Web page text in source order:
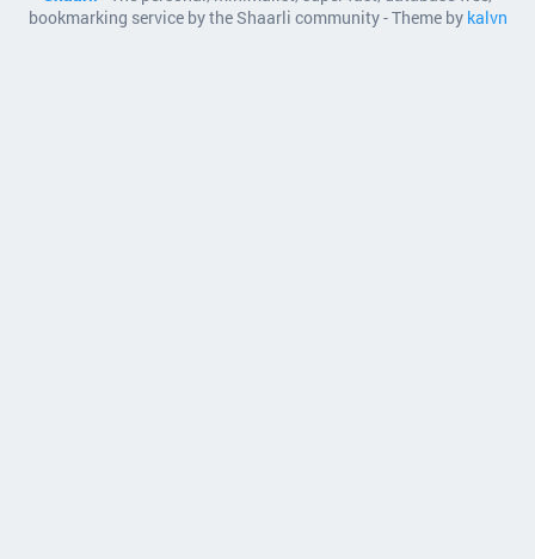
bookmarking service by the Shaarli community - Theme by kalvn